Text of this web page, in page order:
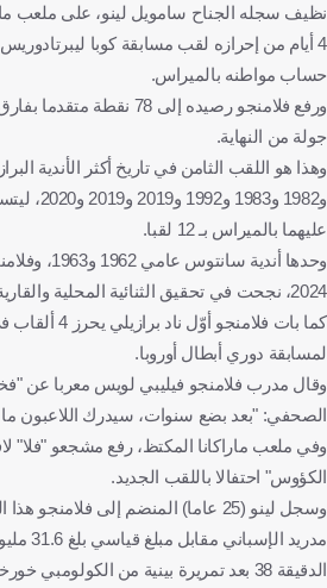
كرة قدم
نظيف سجله الجناح سامويل لينو، على ملعب
4 أيام من إحرازه لقب مسابقة كوبا
حساب مواطنه بالميراس.
جولة من النهاية.
و1982
عليهما بالميراس بـ 12 لقبا.
2024، نجحت في تحقيق الثنائية المحلية والقارية في موسم واحد.
كما بات فلامنجو
لمسابقة دوري أبطال أوروبا.
وقال مدرب فلامنجو فيليبي لويس معربا عن
الصحفي: "بعد بضع سنوات، سيدرك اللاعبون
وفي ملعب ماراكانا المكتظ، رفع مشجعو "فلا"
الكؤوس" احتفالا باللقب الجديد.
وسجل لينو (25 عاما) المنضم إلى
مدريد
الدقيقة 38 بعد تمريرة بينية من الكولومبي خورخي كاراسكال.